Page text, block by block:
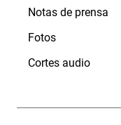
Notas de prensa
Fotos
Cortes audio